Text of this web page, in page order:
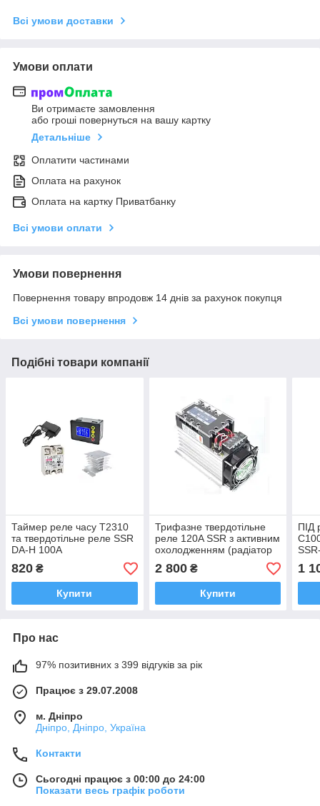
Всі умови доставки
Умови оплати
Ви отримаєте замовлення
або гроші повернуться на вашу картку
Детальніше
Оплатити частинами
Оплата на рахунок
Оплата на картку Приватбанку
Всі умови оплати
Умови повернення
Повернення товару впродовж 14 днів за рахунок покупця
Всі умови повернення
Подібні товари компанії
Таймер реле часу Т2310
та твердотільне реле SSR
DA-H 100A
820 ₴
Купити
Трифазне твердотільне
реле 120A SSR з активним
охолодженням (радіатор
та кулер)
2 800₴
Купити
ПІД
1
1
Про нас
97% позитивних з 399 відгуків за рік
Працює з 29.07.2008
м. Дніпро
Дніпро, Дніпро, Україна
Контакти
Сьогодні працює з 00:00 до 24:00
Показати весь графік роботи